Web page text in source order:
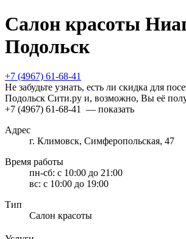
Салон красоты
Подольск
+7 (4967) 61-68-41
Не забудьте узнать, есть ли скидка для
Подольск Сити.ру и, возможно, Вы её
+7 (4967) 61-68-41
— показать
Адрес
г. Климовск, Симферопольская, 47
Время работы
пн-сб: с 10:00 до 21:00
вс: с 10:00 до 19:00
Тип
Салон красоты